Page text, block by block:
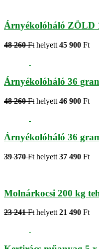
Árnyékolóháló ZÖLD
48 260 Ft helyett 45 900 Ft
Árnyékolóháló 36
48 260 Ft helyett 46 900 Ft
Árnyékolóháló 36
39 370 Ft helyett 37 490 Ft
Molnárkocsi 200 kg
23 241 Fthelyett21 490 Ft